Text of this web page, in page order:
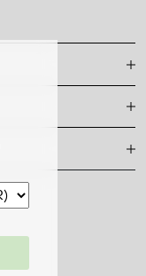
품으로, 18캐럿 금으로
않습니다. 적합한 사이
니다. 줄자나 실, 종이 조
와 비교하세요.
덕분에 착용이 간편합
하면 됩니다. 그게 전부
터 7~20일 이내에 배송
포장되어 발송됩니다.
를 선택해 주세요.
지하기 위해 화학 제품이
동 전에는 귀걸이, 목걸
천으로 표면을 닦아주시
한 비누로 세척한 후 헹